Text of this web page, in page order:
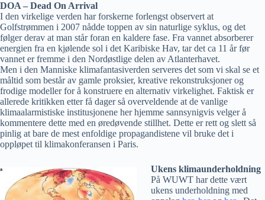
DOA – Dead On Arrival
I den virkelige verden har forskerne forlengst observert at
Golfstrømmen i 2007 nådde toppen av sin naturlige syklus, og det
følger derav at man står foran en kaldere fase. Fra vannet absorberer
energien fra en kjølende sol i det Karibiske Hav, tar det ca 11 år før
vannet er fremme i den Nordøstlige delen av Atlanterhavet.
Men i den Manniske klimafantasiverden serveres det som vi skal se et
måltid som består av gamle proksier, kreative rekonstruksjoner og
frodige modeller for å konstruere en alternativ virkelighet. Faktisk er
allerede kritikken etter få dager så overveldende at de vanlige
klimaalarmistiske institusjonene her hjemme sannsynigvis velger å
kommentere dette med en øredøvende stillhet. Dette er rett og slett så
pinlig at bare de mest enfoldige propagandistene vil bruke det i
oppløpet til klimakonferansen i Paris.
Ukens klimaunderholdning
På WUWT har dette vært
ukens underholdning med